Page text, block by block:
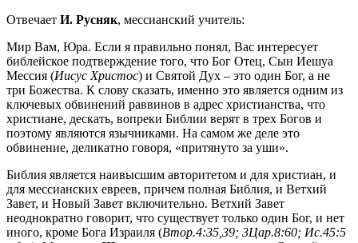
Отвечает И. Русняк, мессианский учитель:
Мир Вам, Юра. Если я правильно понял, Вас интересует
библейское подтверждение того, что Бог Отец, Сын Иешуа
Мессия (Иисус Христос) и Святой Дух – это один Бог, а не
три Божества. К слову сказать, именно это является одним из
ключевых обвинений раввинов в адрес христианства, что
христиане, дескать, вопреки Библии верят в трех Богов и
поэтому являются язычниками. На самом же деле это
обвинение, деликатно говоря, «притянуто за уши».
Библия является наивысшим авторитетом и для христиан, и
для мессианских евреев, причем полная Библия, и Ветхий
Завет, и Новый Завет включительно. Ветхий Завет
неоднократно говорит, что существует только один Бог, и нет
иного, кроме Бога Израиля (Втор.4:35,39; 3Цар.8:60; Ис.45:5